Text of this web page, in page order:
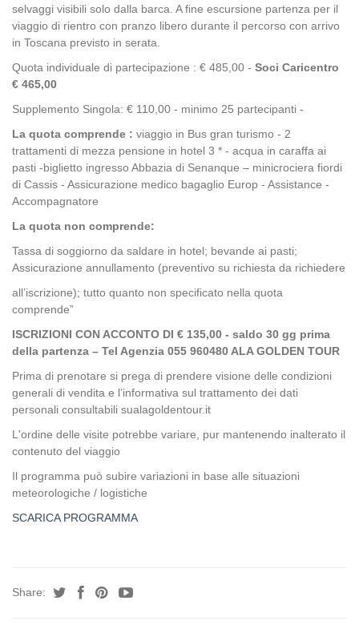
selvaggi visibili solo dalla barca. A fine escursione partenza per il
viaggio di rientro con pranzo libero durante il percorso con arrivo
in Toscana previsto in serata.
Quota individuale di partecipazione : € 485,00 - Soci Caricentro
€ 465,00
Supplemento Singola: € 110,00 - minimo 25 partecipanti -
La quota comprende : viaggio in Bus gran turismo - 2
trattamenti di mezza pensione in hotel 3 * - acqua in caraffa ai
pasti -biglietto ingresso Abbazia di Senanque – minicrociera fiordi
di Cassis - Assicurazione medico bagaglio Europ - Assistance -
Accompagnatore
La quota non comprende:
Tassa di soggiorno da saldare in hotel; bevande ai pasti;
Assicurazione annullamento (preventivo su richiesta da richiedere
all’iscrizione); tutto quanto non specificato nella quota
comprende”
ISCRIZIONI CON ACCONTO DI € 135,00 - saldo 30 gg prima
della partenza – Tel Agenzia 055 960480 ALA GOLDEN TOUR
Prima di prenotare si prega di prendere visione delle condizioni
generali di vendita e l’informativa sul trattamento dei dati
personali consultabili sualagoldentour.it
L'ordine delle visite potrebbe variare, pur mantenendo inalterato il
contenuto del viaggio
Il programma può subire variazioni in base alle situazioni
meteorologiche / logistiche
SCARICA PROGRAMMA
Share: